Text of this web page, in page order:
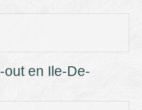
out en Ile-De-